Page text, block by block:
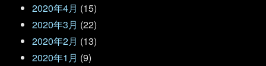
2020年4月 (15)
2020年3月 (22)
2020年2月 (13)
2020年1月 (9)